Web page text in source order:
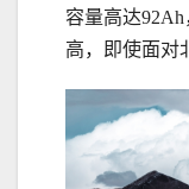
容量高达
高，即使面对